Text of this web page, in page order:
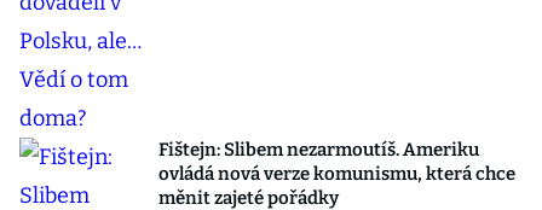
Fištejn: Slibem nezarmoutíš. Ameriku
ovládá nová verze komunismu, která chce
měnit zajeté pořádky